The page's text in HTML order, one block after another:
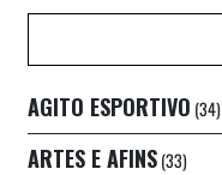
AGITO ESPORTIVO (34)
ARTES E AFINS(33)